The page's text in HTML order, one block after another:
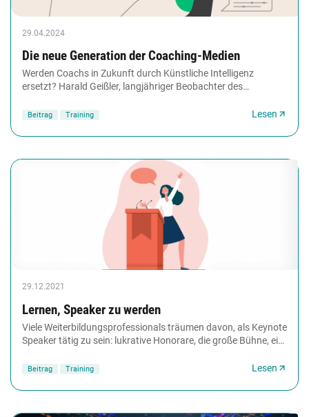
29.04.2024
Die neue Generation der Coaching-Medien
Werden Coachs in Zukunft durch Künstliche Intelligenz
ersetzt? Harald Geißler, langjähriger Beobachter des
Beitrag Training Lesen
29.12.2021
Lernen, Speaker zu werden
Viele Weiterbildungsprofessionals träumen davon, als Keynote
Speaker tätig zu sein: lukrative Honorare, die große Bühne, ein
Beitrag Training Lesen